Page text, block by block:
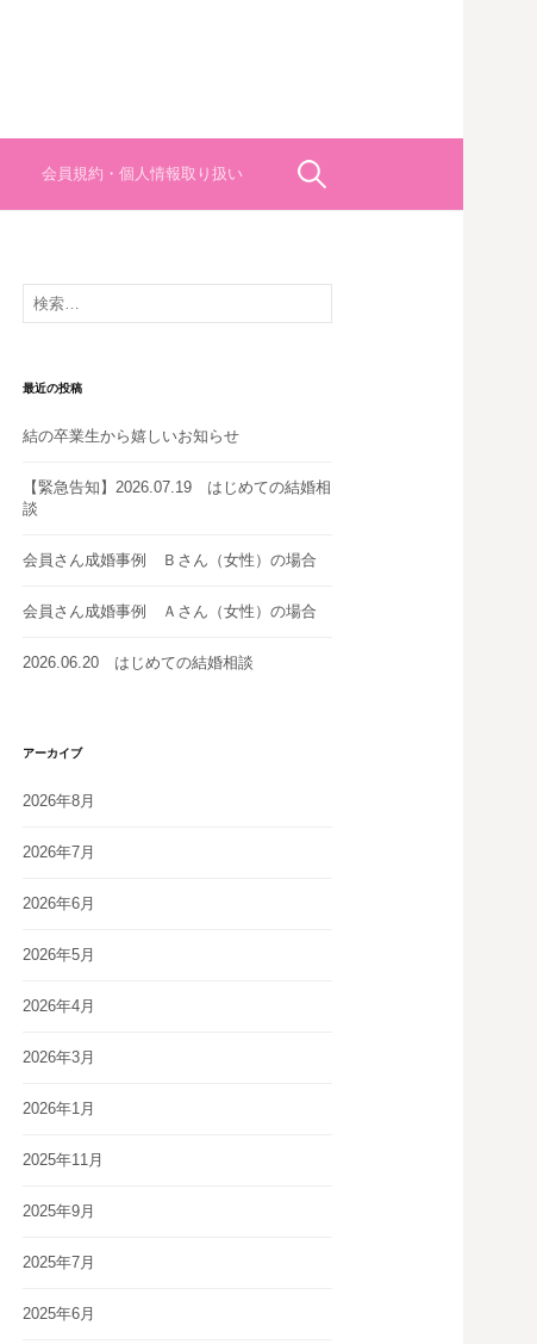
会員規約・個人情報取り扱い 検
検
索:
最近の投稿
結の卒業生から嬉しいお知らせ
【緊急告知】2026.07.19 はじめての結婚相
談
会員さん成婚事例 Ｂさん（女性）の場合
会員さん成婚事例 Ａさん（女性）の場合
2026.06.20 はじめての結婚相談
アーカイブ
2026年8月
2026年7月
2026年6月
2026年5月
2026年4月
2026年3月
2026年1月
2025年11月
2025年9月
2025年7月
2025年6月